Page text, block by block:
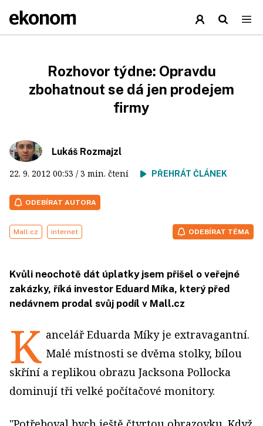
Rozhovor týdne: Opravdu
zbohatnout se dá jen prodejem
firmy
Lukáš Rozmajzl
22. 9. 2012 00:53 / 3 min. čtení PŘEHRÁT ČLÁNEK
ODEBÍRAT AUTORA
Mall.cz internet ODEBÍRAT TÉMA
Kvůli neochotě dát úplatky jsem přišel o veřejné
zakázky, říká investor Eduard Míka, který před
nedávnem prodal svůj podíl v Mall.cz
K ancelář Eduarda Míky je extravagantní.
Malé místnosti se dvěma stolky, bílou
skříní a replikou obrazu Jacksona Pollocka
dominují tři velké počítačové monitory.